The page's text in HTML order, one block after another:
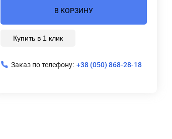
В КОРЗИНУ
Купить в 1 клик
Заказ по телефону: +38 (050) 868-28-18